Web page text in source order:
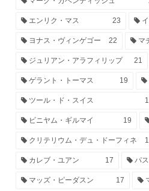
エンリク・マス 23
ヨナス・ヴィンゲゴー 22 マ
ジュリアン・アラフィリップ 21
ゲラント・トーマス 19
ツール・ド・スイス
ビニヤム・ギルマイ 19
クリテリウム・デュ・ドーフィネ
カレブ・ユアン 17 パ
マッズ・ピーダスン 17